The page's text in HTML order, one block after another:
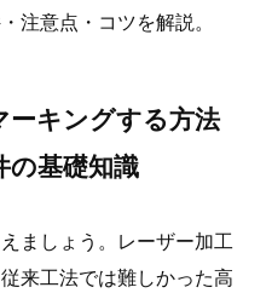
注意点・コツを解説。
ーキングする方法
の基礎知識
ましょう。レーザー加工
来工法では難しかった高